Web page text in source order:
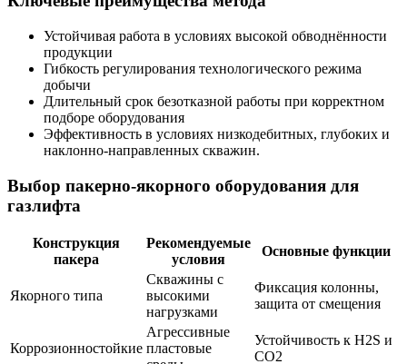
Устойчивая работа в условиях высокой обводнённости
продукции
Гибкость регулирования технологического режима
добычи
Длительный срок безотказной работы при корректном
подборе оборудования
Эффективность в условиях низкодебитных, глубоких и
наклонно-направленных скважин.
Выбор пакерно-якорного оборудования для
газлифта
Конструкция
пакера
Рекомендуемые
условия
Основные функции
Якорного типа
Скважины с
высокими
нагрузками
Фиксация колонны,
защита от смещения
Коррозионностойкие
Агрессивные
пластовые
Устойчивость к H2S и
CO2